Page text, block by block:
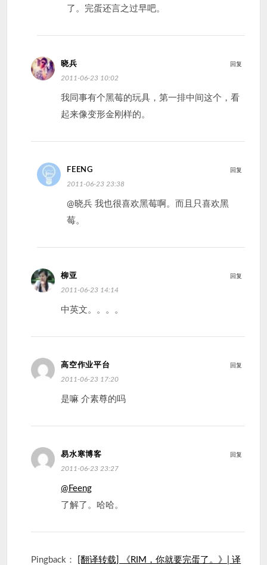
了。完蛋还言之过早吧。
晓兵
2011-06-23 10:02
我同事有个黑莓的玩具，第一排中间这个，看
起来像变形金刚样的。
回复
FEENG
2011-06-23 23:38
@晓兵 我也很喜欢黑莓啊。而且只喜欢黑
莓。
回复
柳亚
2011-06-23 14:14
中英文。。。。
回复
高空作业平台
2011-06-23 17:20
是嘛 介素尊的吗
回复
易水寒博客
2011-06-23 23:27
@Feeng
了解了。哈哈。
回复
Pingback：
[翻译转载] 《RIM，你就要完蛋了。》| 译